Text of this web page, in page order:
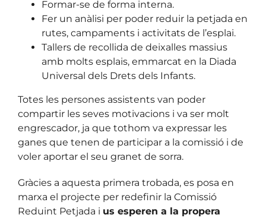
Formar-se de forma interna.
Fer un anàlisi per poder reduir la petjada en
rutes, campaments i activitats de l’esplai.
Tallers de recollida de deixalles massius
amb molts esplais, emmarcat en la Diada
Universal dels Drets dels Infants.
Totes les persones assistents van poder
compartir les seves motivacions i va ser molt
engrescador, ja que tothom va expressar les
ganes que tenen de participar a la comissió i de
voler aportar el seu granet de sorra.
Gràcies a aquesta primera trobada, es posa en
marxa el projecte per redefinir la Comissió
Reduint Petjada i us esperen a la propera